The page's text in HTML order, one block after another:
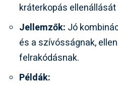
kráterkopás
Jellemzők: Jó
és a szívósságnak,
felrakódásnak.
Példák: